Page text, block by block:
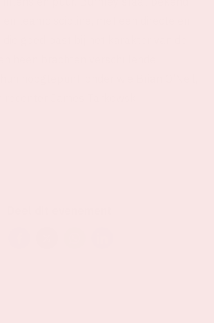
teamdiscipline, met een directe en
goed past bij het karakter van de
heen brachten verschillende
hoogtepunt, onder wie Brian O’Neil,
James Tarkowski.